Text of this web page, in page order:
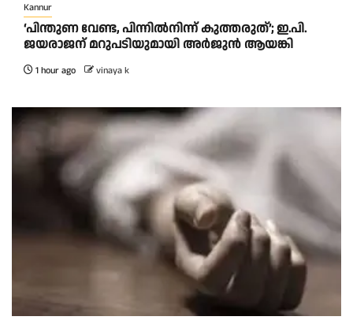
Kannur
‘പിന്തുണ വേണ്ട, പിന്നിൽനിന്ന് കുത്തരുത്’; ഇ.പി.
ജയരാജന് മറുപടിയുമായി അർജുൻ ആയങ്കി
1 hour ago vinaya k